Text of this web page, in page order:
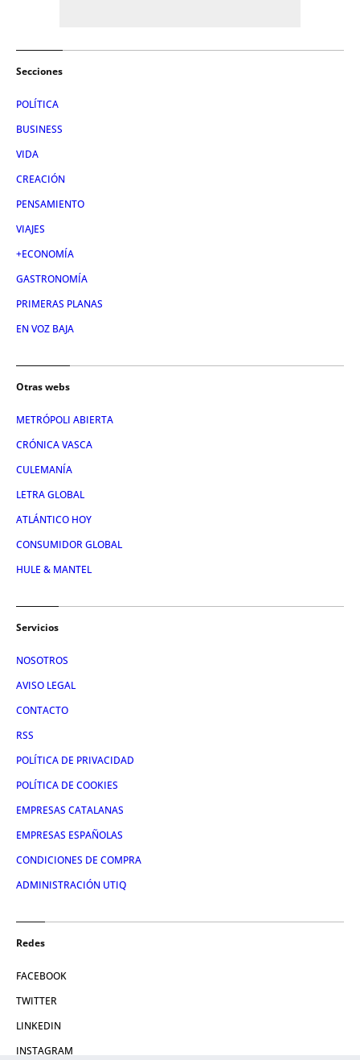
Secciones
POLÍTICA
BUSINESS
VIDA
CREACIÓN
PENSAMIENTO
VIAJES
+ECONOMÍA
GASTRONOMÍA
PRIMERAS PLANAS
EN VOZ BAJA
Otras webs
METRÓPOLI ABIERTA
CRÓNICA VASCA
CULEMANÍA
LETRA GLOBAL
ATLÁNTICO HOY
CONSUMIDOR GLOBAL
HULE & MANTEL
Servicios
NOSOTROS
AVISO LEGAL
CONTACTO
RSS
POLÍTICA DE PRIVACIDAD
POLÍTICA DE COOKIES
EMPRESAS CATALANAS
EMPRESAS ESPAÑOLAS
CONDICIONES DE COMPRA
ADMINISTRACIÓN UTIQ
Redes
FACEBOOK
TWITTER
LINKEDIN
INSTAGRAM